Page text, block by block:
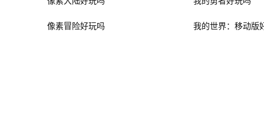
像素冒险好玩吗 我的世界：移动版